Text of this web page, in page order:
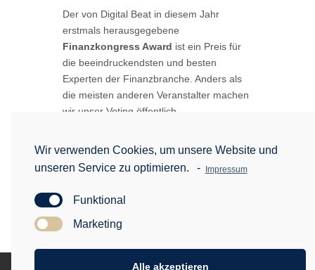
Der von Digital Beat in diesem Jahr
erstmals herausgegebene
Finanzkongress Award ist ein Preis für
die beeindruckendsten und besten
Experten der Finanzbranche. Anders als
die meisten anderen Veranstalter machen
wir unser Voting öffentlich.
Am 16.11.2018 werden wir die Gewinner
beimFinanzkongress 2018vor den Augen
mit dabei und schau dir an, wer die
nehmen darf.
Wir verwenden Cookies, um unsere Website und
unseren Service zu optimieren.
- Impressum
Funktional
Marketing
Alle akzeptieren